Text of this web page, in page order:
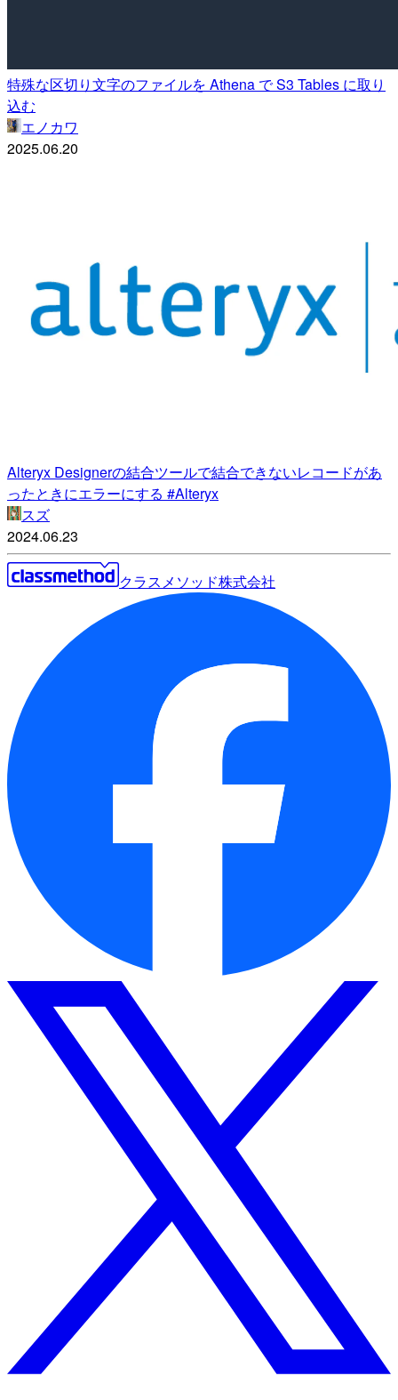
特殊な区切り文字のファイルを Athena で S3 Tables に取り
込む
エノカワ
2025.06.20
Alteryx Designerの結合ツールで結合できないレコードがあ
ったときにエラーにする #Alteryx
スズ
2024.06.23
クラスメソッド株式会社